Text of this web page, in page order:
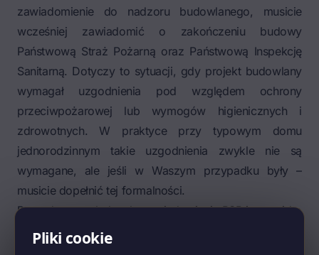
zawiadomienie do nadzoru budowlanego, musicie
wcześniej zawiadomić o zakończeniu budowy
Państwową Straż Pożarną oraz Państwową Inspekcję
Sanitarną. Dotyczy to sytuacji, gdy projekt budowlany
wymagał uzgodnienia pod względem ochrony
przeciwpożarowej lub wymogów higienicznych i
zdrowotnych. W praktyce przy typowym domu
jednorodzinnym takie uzgodnienia zwykle nie są
wymagane, ale jeśli w Waszym przypadku były –
musicie dopełnić tej formalności.
Procedura wygląda tak: zawiadamiacie PSP i sanepid o
zakończeniu budowy i zamiarze przystąpienia do
Pliki cookie